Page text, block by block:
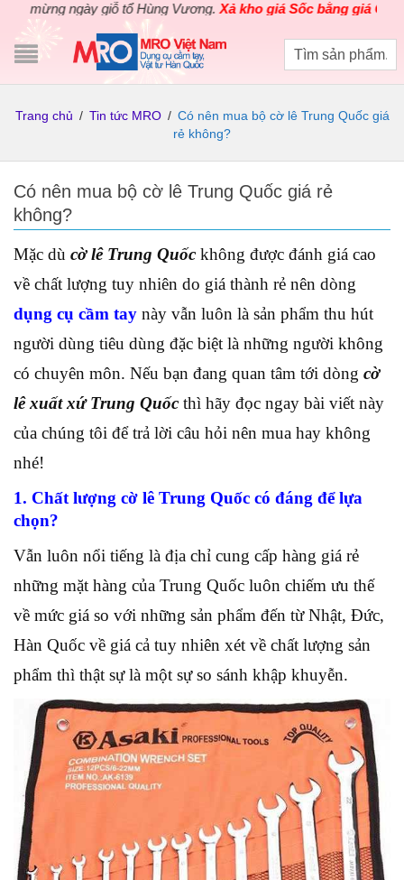
ngày giỗ tổ Hùng Vương.Xả kho giá Sốc bằng giá Gốccho
Trang chủ / Tin tức MRO / Có nên mua bộ cờ lê Trung Quốc giá
rẻ không?
Có nên mua bộ cờ lê Trung Quốc giá rẻ
không?
Mặc dù cờ lê Trung Quốc không được đánh giá cao
về chất lượng tuy nhiên do giá thành rẻ nên dòng
dụng cụ cầm tay này vẫn luôn là sản phẩm thu hút
người dùng tiêu dùng đặc biệt là những người không
có chuyên môn. Nếu bạn đang quan tâm tới dòng cờ
lê xuất xứ Trung Quốc thì hãy đọc ngay bài viết này
của chúng tôi để trả lời câu hỏi nên mua hay không
nhé!
1. Chất lượng cờ lê Trung Quốc có đáng để lựa
chọn?
Vẫn luôn nổi tiếng là địa chỉ cung cấp hàng giá rẻ
những mặt hàng của Trung Quốc luôn chiếm ưu thế
về mức giá so với những sản phẩm đến từ Nhật, Đức,
Hàn Quốc về giá cả tuy nhiên xét về chất lượng sản
phẩm thì thật sự là một sự so sánh khập khuyễn.